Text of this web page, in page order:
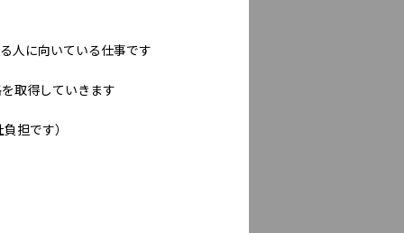
人に向いている仕事です
取得していきます
担です）